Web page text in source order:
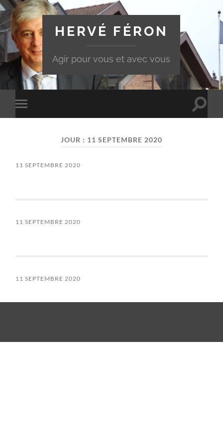
HERVÉ FÉRON
Agir pour vous et avec vous
Toggle
mobile
Toggle
JOUR : 11 SEPTEMBRE 2020
11 SEPTEMBRE 2020
11 SEPTEMBRE 2020
11 SEPTEMBRE 2020